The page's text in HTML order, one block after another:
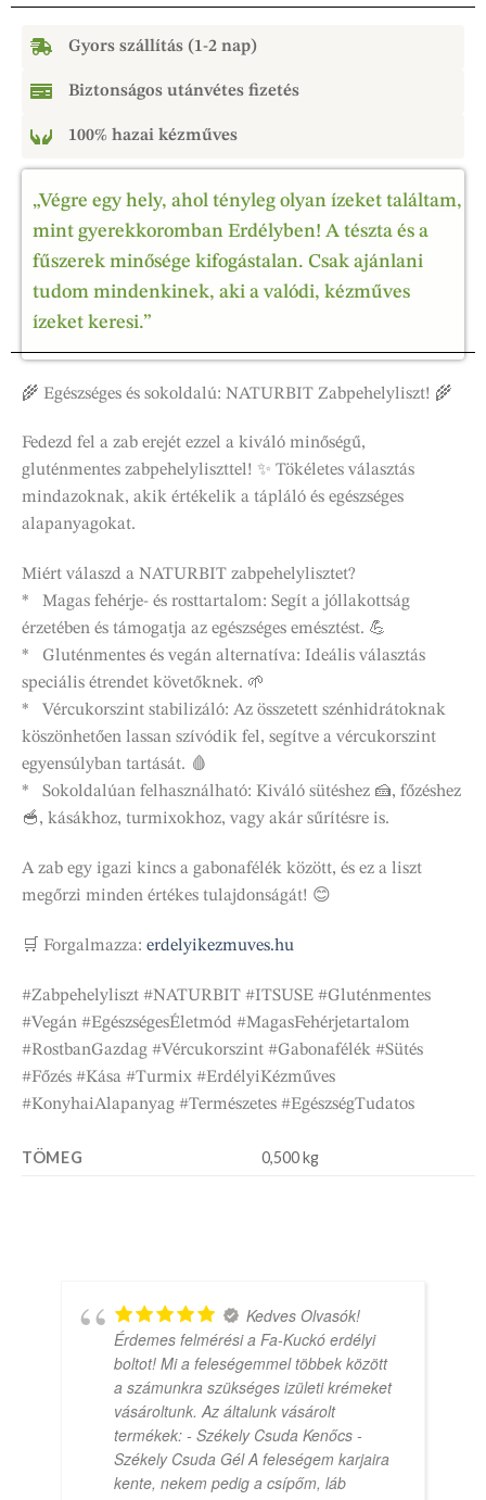
Gyors szállítás (1-2 nap)
Biztonságos utánvétes fizetés
100% hazai kézműves
„Végre egy hely, ahol tényleg olyan ízeket találtam,
mint gyerekkoromban Erdélyben! A tészta és a
fűszerek minősége kifogástalan. Csak ajánlani
tudom mindenkinek, aki a valódi, kézműves
ízeket keresi.”
🌾 Egészséges és sokoldalú: NATURBIT Zabpehelyliszt! 🌾
Fedezd fel a zab erejét ezzel a kiváló minőségű,
gluténmentes zabpehelyliszttel! ✨ Tökéletes választás
mindazoknak, akik értékelik a tápláló és egészséges
alapanyagokat.
Miért válaszd a NATURBIT zabpehelylisztet?
* Magas fehérje- és rosttartalom: Segít a jóllakottság
érzetében és támogatja az egészséges emésztést. 💪
* Gluténmentes és vegán alternatíva: Ideális választás
speciális étrendet követőknek. 🌱
* Vércukorszint stabilizáló: Az összetett szénhidrátoknak
köszönhetően lassan szívódik fel, segítve a vércukorszint
egyensúlyban tartását. 🩸
* Sokoldalúan felhasználható: Kiváló sütéshez 🍰, főzéshez
🥣, kásákhoz, turmixokhoz, vagy akár sűrítésre is.
A zab egy igazi kincs a gabonafélék között, és ez a liszt
megőrzi minden értékes tulajdonságát! 😊
🛒 Forgalmazza: erdelyikezmuves.hu
#Zabpehelyliszt #NATURBIT #ITSUSE #Gluténmentes
#Vegán #EgészségesÉletmód #MagasFehérjetartalom
#RostbanGazdag #Vércukorszint #Gabonafélék #Sütés
#Főzés #Kása #Turmix #ErdélyiKézműves
#KonyhaiAlapanyag #Természetes #EgészségTudatos
TÖMEG 0,500 kg
Kedves Olvasók!
Érdemes felmérési a Fa-Kuckó erdélyi
boltot! Mi a feleségemmel többek között
a számunkra szükséges izületi krémeket
vásároltunk. Az általunk vásárolt
termékek: - Székely Csuda Kenőcs -
Székely Csuda Gél A feleségem karjaira
kente, nekem pedig a csípőm, láb